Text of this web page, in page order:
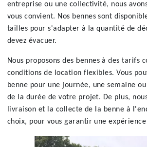
entreprise ou une collectivité, nous
vous convient. Nos bennes sont
tailles pour s'adapter à la quantité de
devez évacuer.
Nous proposons des bennes à des tarifs
conditions de location flexibles. Vous
benne pour une journée, une semaine
de la durée de votre projet. De plus,
livraison et la collecte de la benne à
choix, pour vous garantir une expérience